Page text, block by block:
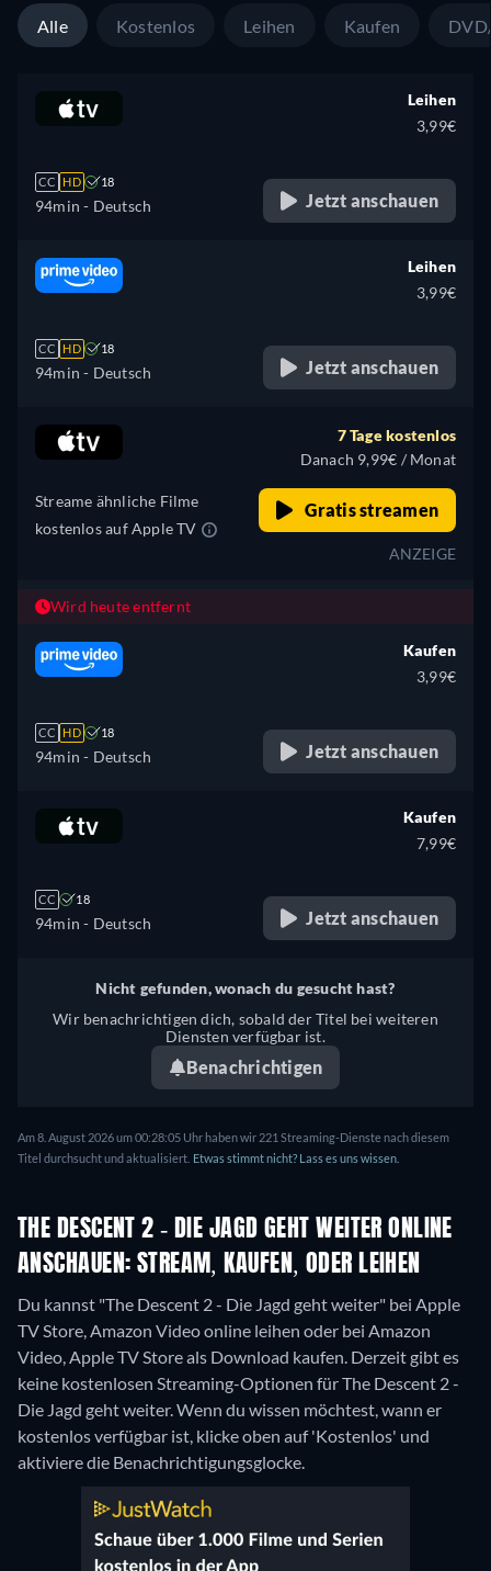
Alle Kostenlos Leihen Kaufen
CC HD 18
94min - Deutsch
Leihen
3,99€
Jetzt anschauen
CC HD 18
94min - Deutsch
Leihen
3,99€
Jetzt anschauen
Streame ähnliche Filme
kostenlos auf Apple TV
7 Tage kostenlos
Danach 9,99€ / Monat
Gratis streamen
ANZEIGE
Wird heute entfernt
CC HD 18
94min - Deutsch
Kaufen
3,99€
Jetzt anschauen
CC 18
94min - Deutsch
Kaufen
7,99€
Jetzt anschauen
Nicht gefunden, wonach du gesucht hast?
Wir benachrichtigen dich, sobald der Titel bei weiteren
Diensten verfügbar ist.
Benachrichtigen
Am 8. August 2026 um 00:28:05 Uhr haben wir 221 Streaming-Dienste nach diesem
Titel durchsucht und aktualisiert. Etwas stimmt nicht? Lass es uns wissen.
THE DESCENT 2 - DIE JAGD GEHT WEITER ONLINE
ANSCHAUEN: STREAM, KAUFEN, ODER LEIHEN
Du kannst "The Descent 2 - Die Jagd geht weiter" bei Apple
TV Store, Amazon Video online leihen oder bei Amazon
Video, Apple TV Store als Download kaufen. Derzeit gibt es
keine kostenlosen Streaming-Optionen für The Descent 2 -
Die Jagd geht weiter. Wenn du wissen möchtest, wann er
kostenlos verfügbar ist, klicke oben auf 'Kostenlos' und
aktiviere die Benachrichtigungsglocke.